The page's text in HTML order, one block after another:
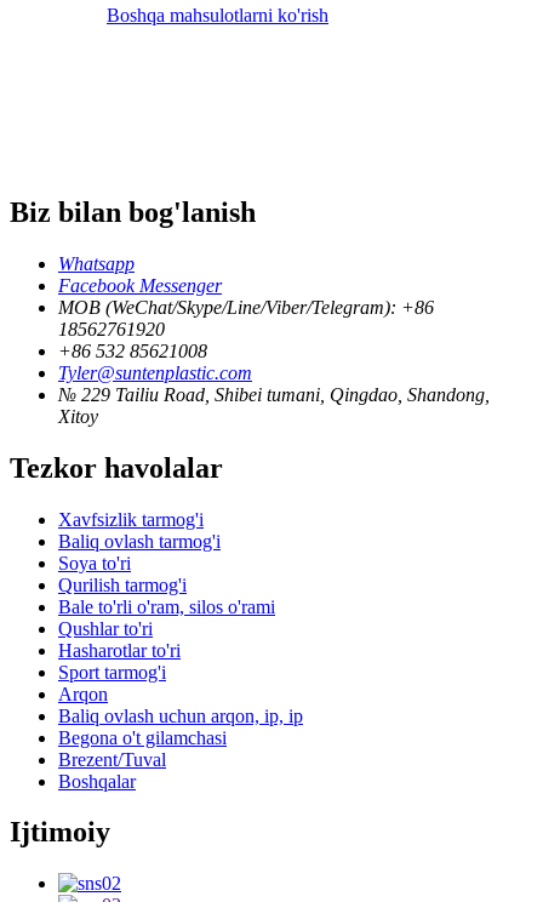
Boshqa mahsulotlarni ko'rish
Biz bilan bog'lanish
Whatsapp
Facebook Messenger
MOB (WeChat/Skype/Line/Viber/Telegram): +86
18562761920
+86 532 85621008
Tyler@suntenplastic.com
№ 229 Tailiu Road, Shibei tumani, Qingdao, Shandong,
Xitoy
Tezkor havolalar
Xavfsizlik tarmog'i
Baliq ovlash tarmog'i
Soya to'ri
Qurilish tarmog'i
Bale to'rli o'ram, silos o'rami
Qushlar to'ri
Hasharotlar to'ri
Sport tarmog'i
Arqon
Baliq ovlash uchun arqon, ip, ip
Begona o't gilamchasi
Brezent/Tuval
Boshqalar
Ijtimoiy